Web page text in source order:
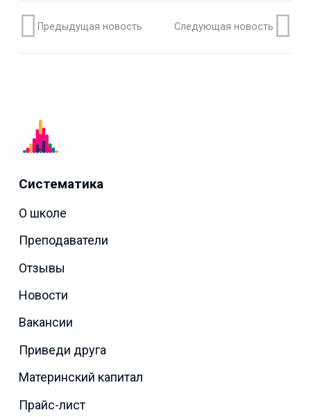
Предыдущая новость Следующая новость
Систематика
О школе
Преподаватели
Отзывы
Новости
Вакансии
Приведи друга
Материнский капитал
Прайс-лист